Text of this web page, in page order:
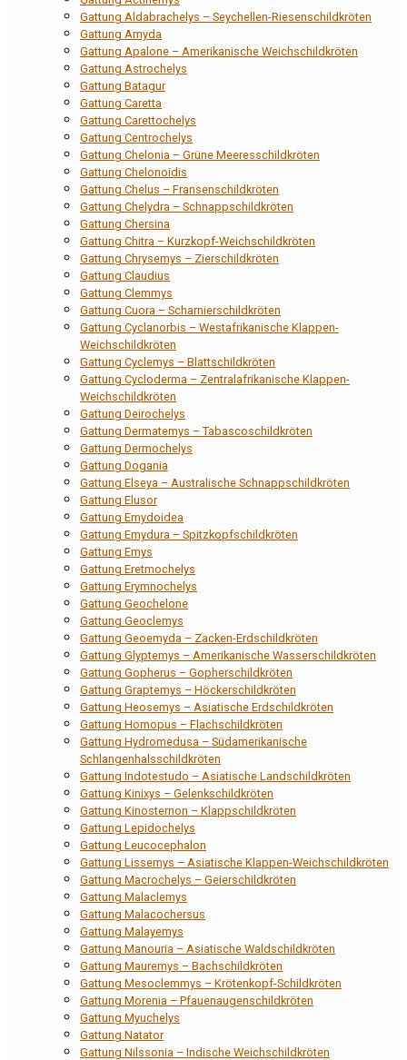
Gattung Aldabrachelys – Seychellen-Riesenschildkröten
Gattung Amyda
Gattung Apalone – Amerikanische Weichschildkröten
Gattung Astrochelys
Gattung Batagur
Gattung Caretta
Gattung Carettochelys
Gattung Centrochelys
Gattung Chelonia – Grüne Meeresschildkröten
Gattung Chelonoidis
Gattung Chelus – Fransenschildkröten
Gattung Chelydra – Schnappschildkröten
Gattung Chersina
Gattung Chitra – Kurzkopf-Weichschildkröten
Gattung Chrysemys – Zierschildkröten
Gattung Claudius
Gattung Clemmys
Gattung Cuora – Scharnierschildkröten
Gattung Cyclanorbis – Westafrikanische Klappen-
Weichschildkröten
Gattung Cyclemys – Blattschildkröten
Gattung Cycloderma – Zentralafrikanische Klappen-
Weichschildkröten
Gattung Deirochelys
Gattung Dermatemys – Tabascoschildkröten
Gattung Dermochelys
Gattung Dogania
Gattung Elseya – Australische Schnappschildkröten
Gattung Elusor
Gattung Emydoidea
Gattung Emydura – Spitzkopfschildkröten
Gattung Emys
Gattung Eretmochelys
Gattung Erymnochelys
Gattung Geochelone
Gattung Geoclemys
Gattung Geoemyda – Zacken-Erdschildkröten
Gattung Glyptemys – Amerikanische Wasserschildkröten
Gattung Gopherus – Gopherschildkröten
Gattung Graptemys – Höckerschildkröten
Gattung Heosemys – Asiatische Erdschildkröten
Gattung Homopus – Flachschildkröten
Gattung Hydromedusa – Südamerikanische
Schlangenhalsschildkröten
Gattung Indotestudo – Asiatische Landschildkröten
Gattung Kinixys – Gelenkschildkröten
Gattung Kinosternon – Klappschildkröten
Gattung Lepidochelys
Gattung Leucocephalon
Gattung Lissemys – Asiatische Klappen-Weichschildkröten
Gattung Macrochelys – Geierschildkröten
Gattung Malaclemys
Gattung Malacochersus
Gattung Malayemys
Gattung Manouria – Asiatische Waldschildkröten
Gattung Mauremys – Bachschildkröten
Gattung Mesoclemmys – Krötenkopf-Schildkröten
Gattung Morenia – Pfauenaugenschildkröten
Gattung Myuchelys
Gattung Natator
Gattung Nilssonia – Indische Weichschildkröten